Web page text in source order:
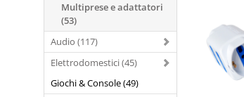
Multiprese e adattatori
(53)
Audio (117)
Elettrodomestici (45)
Giochi & Console (49)